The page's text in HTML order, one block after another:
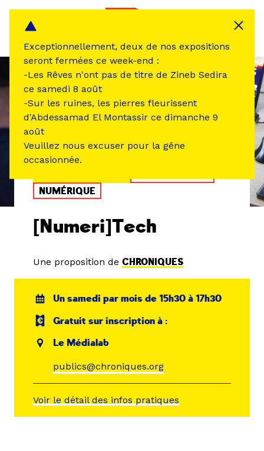
NUMÉRIQUE
[Numeri]Tech
Une proposition de CHRONIQUES
Un samedi par mois de 15h30 à 17h30
Gratuit sur inscription à :
Le Médialab
publics@chroniques.org
Voir le détail des infos pratiques
Exceptionnellement, deux de nos expositions
seront fermées ce week-end :
-Les Rêves n'ont pas de titre de Zineb Sedira
ce samedi 8 août
-Sur les ruines, les pierres fleurissent
d'Abdessamad El Montassir ce dimanche 9
août
Veuillez nous excuser pour la gêne
occasionnée.
Panneau de gestion des cookies